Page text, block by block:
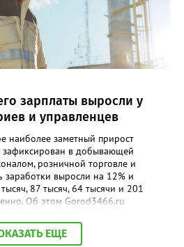
зарплаты выросли у
и управленцев
наиболее заметный прирост
зафиксирован в добывающей
розничной торговле и
заработки выросли на 12% и
87 тысяч, 64 тысячи и 201
Об этом Gorod3466.ru
и ресторанный бизнес (+11%, до
и сервисное обслуживание
ЕЩЕ